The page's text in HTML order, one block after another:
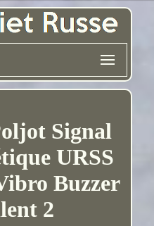
Signal
URSS
Buzzer
2